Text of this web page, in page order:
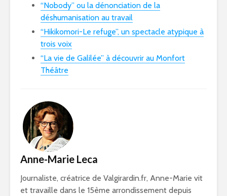
“Nobody” ou la dénonciation de la
déshumanisation au travail
“Hikikomori-Le refuge”, un spectacle atypique à
trois voix
“La vie de Galilée” à découvrir au Monfort
Théâtre
Anne-Marie Leca
Journaliste, créatrice de Valgirardin.fr, Anne-Marie vit
et travaille dans le 15ème arrondissement depuis